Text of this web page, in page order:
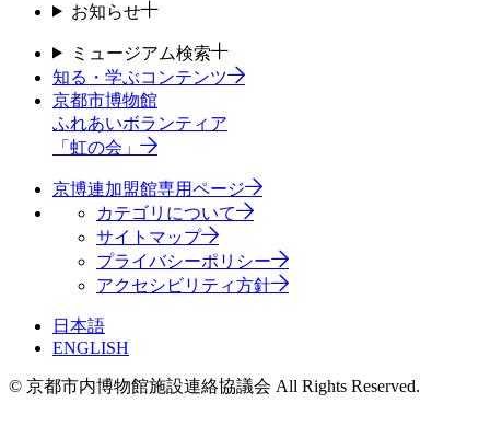
お知らせ
ミュージアム検索
知る・学ぶコンテンツ
京都市博物館
ふれあいボランティア
「虹の会」
京博連加盟館専用ページ
カテゴリについて
サイトマップ
プライバシーポリシー
アクセシビリティ方針
日本語
ENGLISH
© 京都市内博物館施設連絡協議会 All Rights Reserved.